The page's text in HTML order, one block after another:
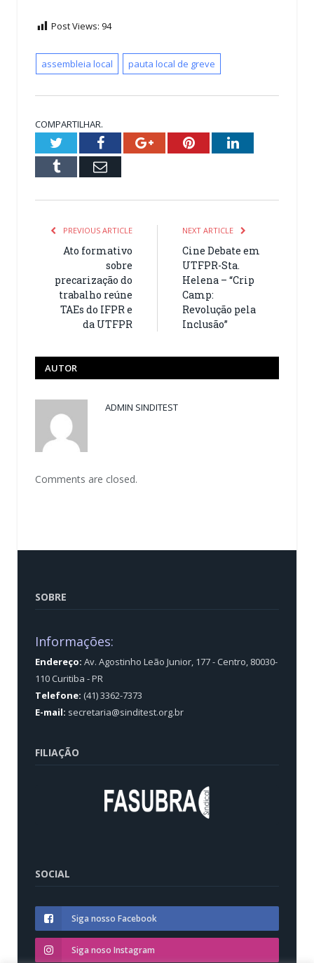
Post Views: 94
assembleia local pauta local de greve
COMPARTILHAR.
TwitterFacebookGoogle+PinterestLinkedIn
Tumblr Email
PREVIOUS ARTICLE
Ato formativo
sobre
precarização do
trabalho reúne
TAEs do IFPR e
da UTFPR
NEXT ARTICLE
Cine Debate em
UTFPR-Sta.
Helena – “Crip
Camp:
Revolução pela
Inclusão”
AUTOR
ADMIN SINDITEST
Comments are closed.
SOBRE
Informações:
Endereço: Av. Agostinho Leão Junior, 177 - Centro, 80030-
110 Curitiba - PR
Telefone: (41) 3362-7373
E-mail: secretaria@sinditest.org.br
FILIAÇÃO
SOCIAL
Siga nosso Facebook
Siga noso Instagram